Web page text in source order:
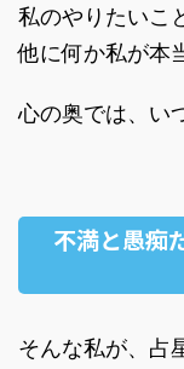
私のやりたいこ
他に何か私が本
心の奥では、い
不満と愚痴
そんな私が、占